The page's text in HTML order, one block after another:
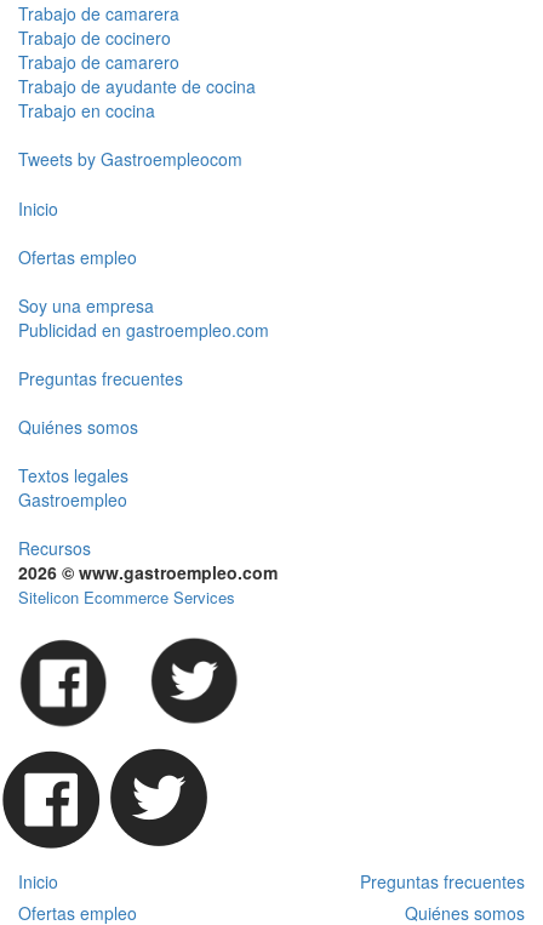
Trabajo de camarera
Trabajo de cocinero
Trabajo de camarero
Trabajo de ayudante de cocina
Trabajo en cocina
Tweets by Gastroempleocom
Inicio
Ofertas empleo
Soy una empresa
Publicidad en gastroempleo.com
Preguntas frecuentes
Quiénes somos
Textos legales
Gastroempleo
Recursos
2026 © www.gastroempleo.com
Sitelicon Ecommerce Services
Inicio
Preguntas frecuentes
Ofertas empleo
Quiénes somos